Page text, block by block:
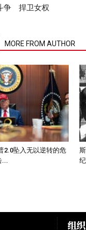
争 捍卫女权
MORE FROM AUTHOR
2.0坠入无以逆转的危
...
组织